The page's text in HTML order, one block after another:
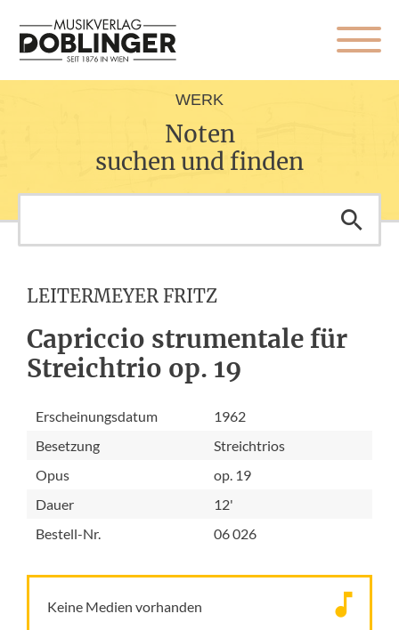
WERK
Noten
suchen und finden
LEITERMEYER FRITZ
Capriccio strumentale für
Streichtrio op. 19
Erscheinungsdatum
1962
Besetzung
Streichtrios
Opus
op. 19
Dauer
12'
Bestell-Nr.
06 026
Keine Medien vorhanden